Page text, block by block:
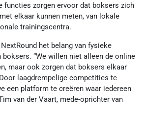
functies zorgen ervoor dat boksers zich
elkaar kunnen meten, van lokale
trainingscentra.
het belang van fysieke
“We willen niet alleen de online
maar ook zorgen dat boksers elkaar
laagdrempelige competities te
een platform te creëren waar iedereen
van der Vaart, mede-oprichter van